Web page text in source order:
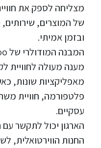
מצליחה לספק את
של המוצרים,
ובזמן אמיתי.
מענה מעולה לחוויית
מאפליקציות שונות,
פלטפורמה, חוויית
עסקיים.
הארגון יכול לתקשר
החנות הווירטואלית,